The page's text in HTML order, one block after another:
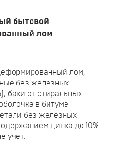
бытовой
лом
лом,
без железных
баки от стиральных
в битуме
без железных
цинка до 10%
учет.